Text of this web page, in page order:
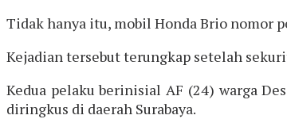
Tidak hanya itu, mobil Honda Brio nomor
Kejadian tersebut terungkap setelah
Kedua pelaku berinisial AF (24) warga
diringkus di daerah Surabaya.